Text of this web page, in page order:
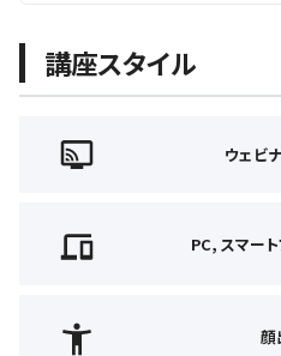
講座スタイル
ウェビ
PC, スマー
顔